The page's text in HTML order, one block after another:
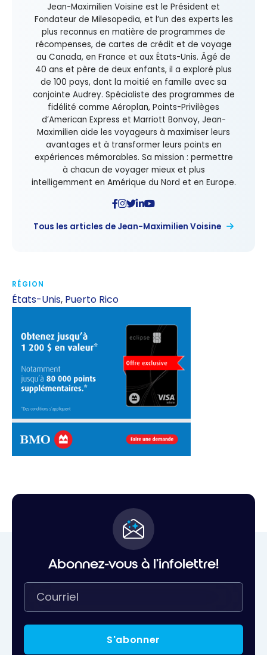
Jean-Maximilien Voisine est le Président et
Fondateur de Milesopedia, et l’un des experts les
plus reconnus en matière de programmes de
récompenses, de cartes de crédit et de voyage
au Canada, en France et aux États-Unis. Âgé de
40 ans et père de deux enfants, il a exploré plus
de 100 pays, dont la moitié en famille avec sa
conjointe Audrey. Spécialiste des programmes de
fidélité comme Aéroplan, Points-Privilèges
d’American Express et Marriott Bonvoy, Jean-
Maximilien aide les voyageurs à maximiser leurs
avantages et à transformer leurs points en
expériences mémorables. Sa mission : permettre
à chacun de voyager mieux et plus
intelligemment en Amérique du Nord et en Europe.
Tous les articles de Jean-Maximilien Voisine
RÉGION
États-Unis, Puerto Rico
Abonnez-vous à l'infolettre!
S'abonner